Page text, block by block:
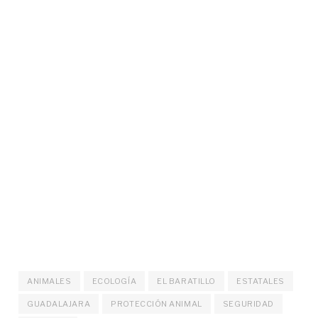
ANIMALES ECOLOGÍA EL BARATILLO ESTATALES
GUADALAJARA PROTECCIÓN ANIMAL SEGURIDAD